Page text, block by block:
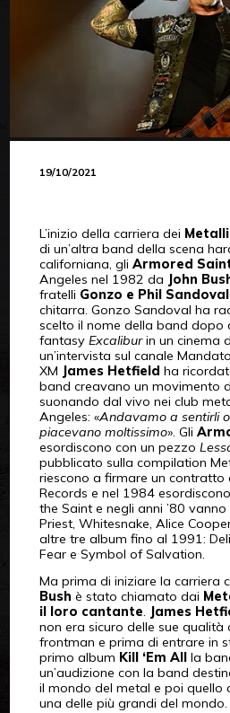
19/10/2021
L’inizio della carriera dei
di un’altra band della scena
californiana, gli Armored
Angeles nel 1982 da
John
fratelli Gonzo e Phil Sandoval
chitarra. Gonzo Sandoval ha
scelto il nome della band dopo
fantasy Excaliburin un cinema
un’intervista sul canale
XM
James Hetfield ha
band creavano un movimento
suonando dal vivo nei club
Angeles: «Andavamo a sentirli
piacevano moltissimo». Gli
esordiscono con un pezzo
pubblicato sulla compilation
riescono a firmare un contratto
Records e nel 1984
the Saint e negli anni ’80
Priest, Whitesnake, Alice
altre tre album fino al 1991:
Fear e Symbol of Salvation.
Ma prima di iniziare la carriera
Bush è stato chiamato dai
il loro cantante. James
non era sicuro delle sue qualità
frontman e prima di entrare in
primo album Kill ‘Em All
la
un’audizione con la band
il mondo del metal e poi quello
una delle più grandi del mondo.